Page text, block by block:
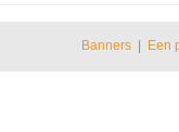
Banners Een